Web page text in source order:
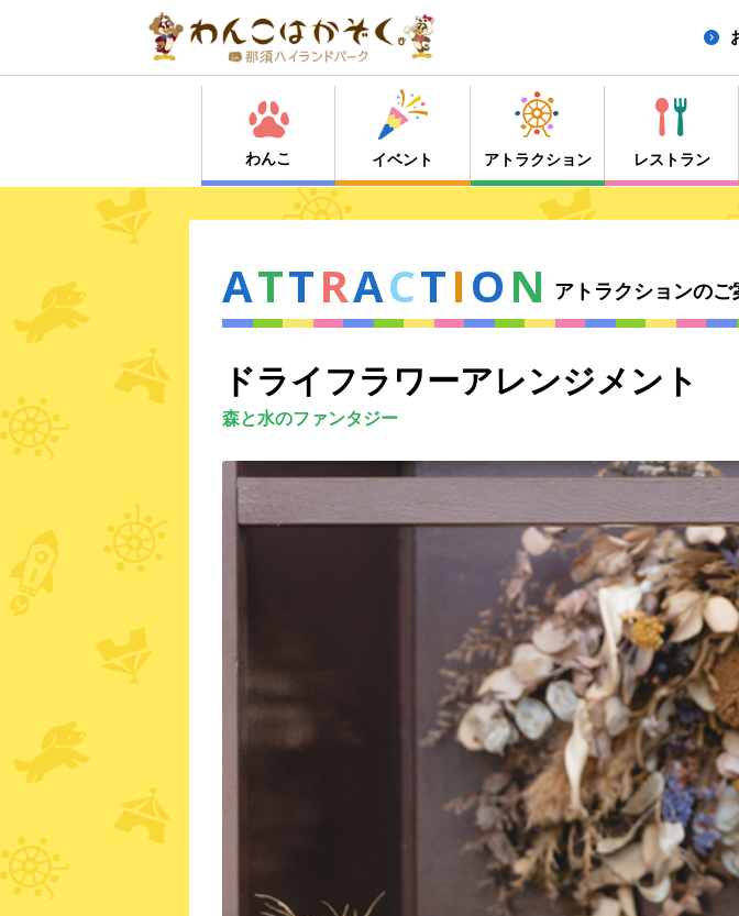
わんこ イベント アトラクション レストラン
ATTRACTION アトラクションのご
ドライフラワーアレンジメント
森と水のファンタジー